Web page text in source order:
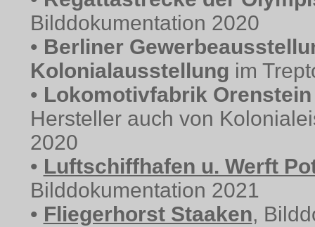
Bilddokumentation 2020
• Berliner
Kolonialausstellung im
• Lokomotivfabrik
Hersteller auch von
2020
• Luftschiffhafen u. Werft
Bilddokumentation 2021
• Fliegerhorst Staaken,